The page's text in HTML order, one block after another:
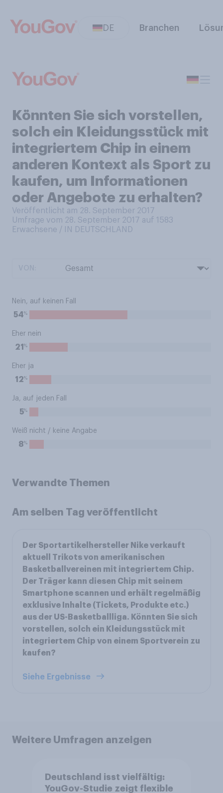
DE Branchen
Könnten Sie sich vorstellen,
solch ein Kleidungsstück mit
integriertem Chip in einem
anderen Kontext als Sport zu
kaufen, um Informationen
oder Angebote zu erhalten?
Veröffentlicht am 28. September 2017
Umfrage vom 28. September 2017 auf 1583
Erwachsene / IN DEUTSCHLAND
Nein, auf keinen Fall
54%
Eher nein
21 %
Eher ja
12%
Ja, auf jeden Fall
5%
Weiß nicht / keine Angabe
8%
Verwandte Themen
Am selben Tag veröffentlicht
Der Sportartikelhersteller Nike verkauft
aktuell Trikots von amerikanischen
Basketballvereinen mit integriertem Chip.
Der Träger kann diesen Chip mit seinem
Smartphone scannen und erhält regelmäßig
exklusive Inhalte (Tickets, Produkte etc.)
aus der US-Basketballliga. Könnten Sie sich
vorstellen, solch ein Kleidungsstück mit
integriertem Chip von einem Sportverein zu
kaufen?
Siehe Ergebnisse
Weitere Umfragen anzeigen
Deutschland isst vielfältig:
YouGov-Studie zeigt flexible